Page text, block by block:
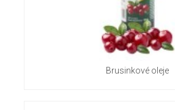
Brusinkové oleje